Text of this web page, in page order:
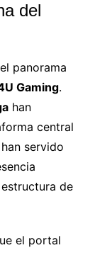
del
panorama
Gaming.
han
central
servido
de
el portal